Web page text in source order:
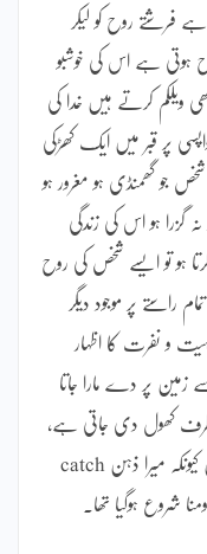
فرشتے روح کو لیکر
ہوتی ہے اس کی خوشبو
ویلکم کرتے ہیں خدا کی
پر قبر میں ایک کھڑکی
جو گھمنڈی ہو مغرور ہو
نہ گزرا ہو اس کی زندگی
ہو تو ایسے شخص کی روح
پر موجود دیگر
و نفرت کا اظہار
پر دے مارا جاتا
طرف کھول دی جاتی ہے،
اس کے بعد مجھے یاد نہیں کہ وہ کیا بتاتی رہیں کیونکہ میرا ذہن catch